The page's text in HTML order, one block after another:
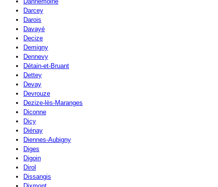
Darcey
Darois
Davayé
Decize
Demigny
Dennevy
Détain-et-Bruant
Dettey
Devay
Devrouze
Dezize-lès-Maranges
Diconne
Dicy
Diénay
Diennes-Aubigny
Diges
Digoin
Dirol
Dissangis